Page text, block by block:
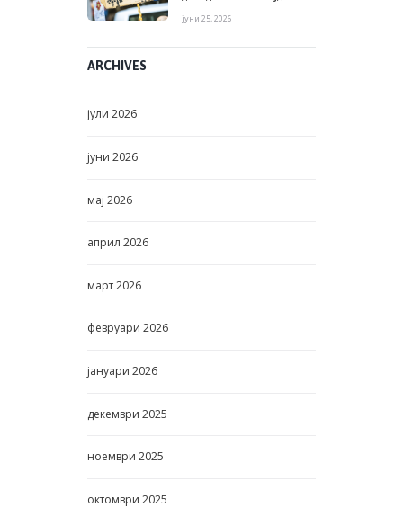
јуни 25, 2026
ARCHIVES
јули 2026
јуни 2026
мај 2026
април 2026
март2026
февруари 2026
јануари 2026
декември 2025
ноември 2025
октомври 2025